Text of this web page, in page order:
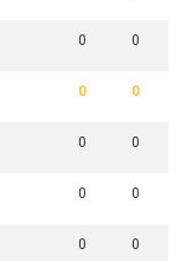
0 0
0 0
0 0
0 0
0 0